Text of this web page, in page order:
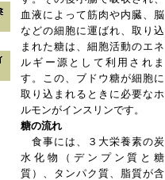
血液によって筋肉や内臓、脳
などの細胞に運ばれ、取り込
まれた糖は、細胞活動のエネ
ルギー源として利用されま
す。この、ブドウ糖が細胞に
取り込まれるときに必要なホ
ルモンがインスリンです。
糖の流れ
食事には、３大栄養素の炭
水化物（デンプン質と糖
質）、タンパク質、脂質が含